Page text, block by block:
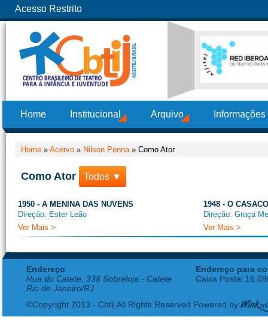
Acesso Restrito
Home Institucional Arquivo
Home » Acervo » Nilson Penna» Como Ator
Como Ator Todos ▼
1950 - A MENINA DAS NUVENS
Direção: Ester Leão
Ver Mais >
1948 - O
Direção: Graça
Ver Mais >
Endereço
Rua do Catete, 338 Sobreloja - Catete
Rio de Janeiro/RJ
Endereço para
Caixa Postal
©Copyright 2013 - Cbtij All Rights Reserved Powered by: